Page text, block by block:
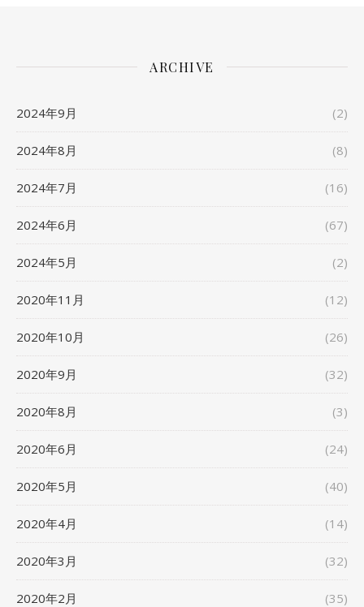
ARCHIVE
2024年9月 (2)
2024年8月 (8)
2024年7月 (16)
2024年6月 (67)
2024年5月 (2)
2020年11月 (12)
2020年10月 (26)
2020年9月 (32)
2020年8月 (3)
2020年6月 (24)
2020年5月 (40)
2020年4月 (14)
2020年3月 (32)
2020年2月 (35)